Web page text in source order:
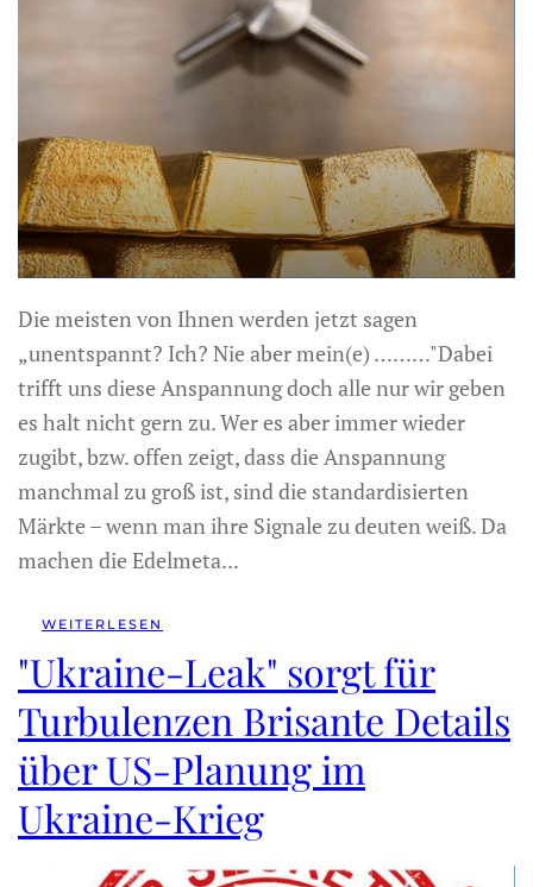
Die meisten von Ihnen werden jetzt sagen
„unentspannt? Ich? Nie aber mein(e) ………"Dabei
trifft uns diese Anspannung doch alle nur wir geben
es halt nicht gern zu. Wer es aber immer wieder
zugibt, bzw. offen zeigt, dass die Anspannung
manchmal zu groß ist, sind die standardisierten
Märkte – wenn man ihre Signale zu deuten weiß. Da
machen die Edelmeta...
WEITERLESEN
"Ukraine-Leak" sorgt für
Turbulenzen Brisante Details
über US-Planung im
Ukraine-Krieg